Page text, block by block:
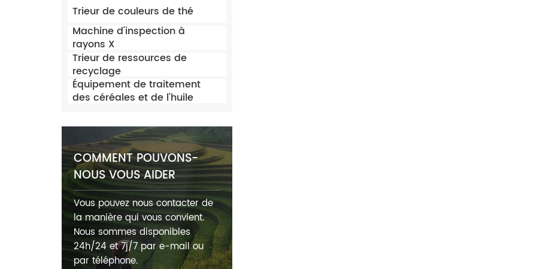
Trieur de couleurs de thé
Machine d'inspection à
rayons X
Trieur de ressources de
recyclage
Équipement de traitement
des céréales et de l'huile
COMMENT POUVONS-
NOUS VOUS AIDER
Vous pouvez nous contacter de
la manière qui vous convient.
Nous sommes disponibles
24h/24 et 7j/7 par e-mail ou
par téléphone.